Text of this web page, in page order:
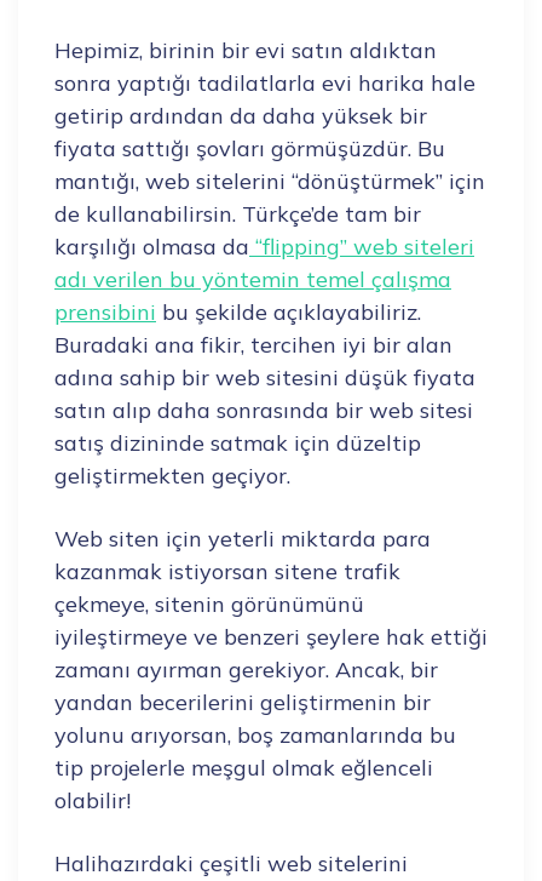
Hepimiz, birinin bir evi satın aldıktan
sonra yaptığı tadilatlarla evi harika hale
getirip ardından da daha yüksek bir
fiyata sattığı şovları görmüşüzdür. Bu
mantığı, web sitelerini “dönüştürmek” için
de kullanabilirsin. Türkçe’de tam bir
karşılığı olmasa da “flipping” web siteleri
adı verilen bu yöntemin temel çalışma
prensibini bu şekilde açıklayabiliriz.
Buradaki ana fikir, tercihen iyi bir alan
adına sahip bir web sitesini düşük fiyata
satın alıp daha sonrasında bir web sitesi
satış dizininde satmak için düzeltip
geliştirmekten geçiyor.
Web siten için yeterli miktarda para
kazanmak istiyorsan sitene trafik
çekmeye, sitenin görünümünü
iyileştirmeye ve benzeri şeylere hak ettiği
zamanı ayırman gerekiyor. Ancak, bir
yandan becerilerini geliştirmenin bir
yolunu arıyorsan, boş zamanlarında bu
tip projelerle meşgul olmak eğlenceli
olabilir!
Halihazırdaki çeşitli web sitelerini